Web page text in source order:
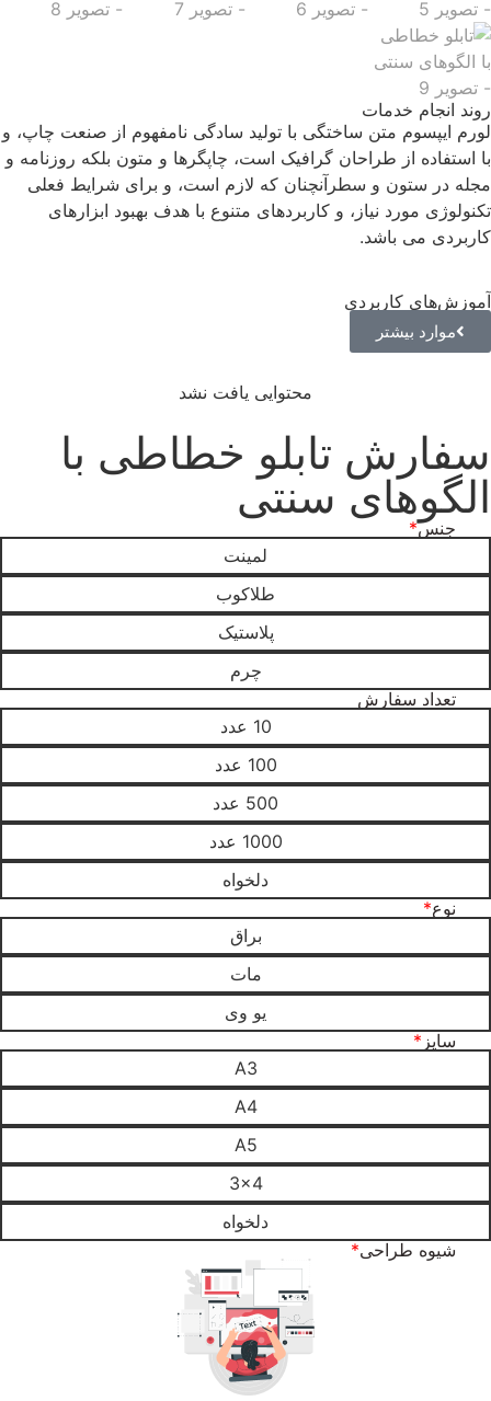
روند انجام خدمات
لورم ایپسوم متن ساختگی با تولید سادگی نامفهوم از صنعت چاپ، و
با استفاده از طراحان گرافیک است، چاپگرها و متون بلکه روزنامه و
مجله در ستون و سطرآنچنان که لازم است، و برای شرایط فعلی
تکنولوژی مورد نیاز، و کاربردهای متنوع با هدف بهبود ابزارهای
کاربردی می باشد.
آموزش‌های کاربردی
موارد بیشتر
محتوایی یافت نشد
سفارش تابلو خطاطی با
الگوهای سنتی
*جنس
لمینت
طلاکوب
پلاستیک
چرم
تعداد سفارش
10 عدد
100 عدد
500 عدد
1000 عدد
دلخواه
*نوع
براق
مات
یو وی
* سایز
A3
A4
A5
3x4
دلخواه
*شیوه طراحی